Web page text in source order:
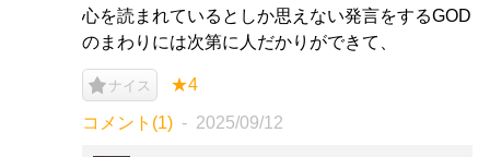
心を読まれているとしか思えない発言をするGOD
のまわりには次第に人だかりができて、
ナイス ★4
コメント(1) 2025/09/12